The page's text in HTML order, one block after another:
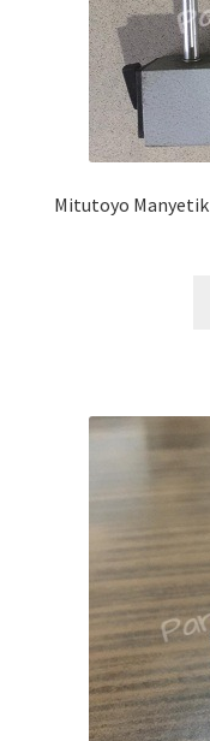
Mitutoyo